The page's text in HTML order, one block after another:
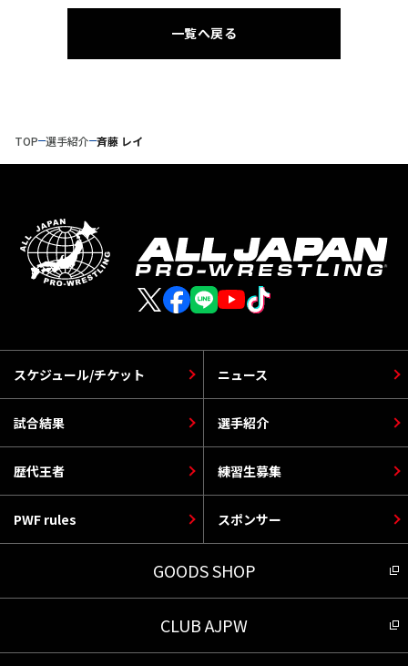
一覧へ戻る
TOP 選手紹介 斉藤 レイ
スケジュール/チケット
選手紹介
PWF rules
ニュース
歴代王者
スポンサー
試合結果
練習生募集
GOODS SHOP
CLUB AJPW